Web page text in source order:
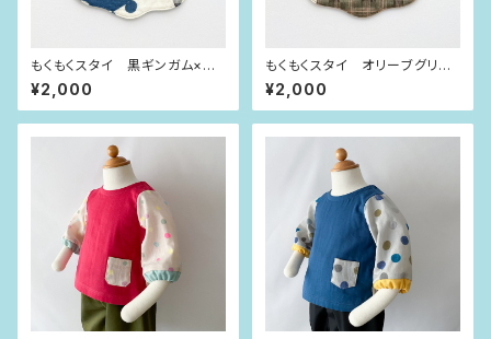
もくもくスタイ 黒ギンガム×イ
ンディゴブルー水玉
¥2,000
もくもくスタイ オリーブグリー
ンチェック×大きな水玉
¥2,000